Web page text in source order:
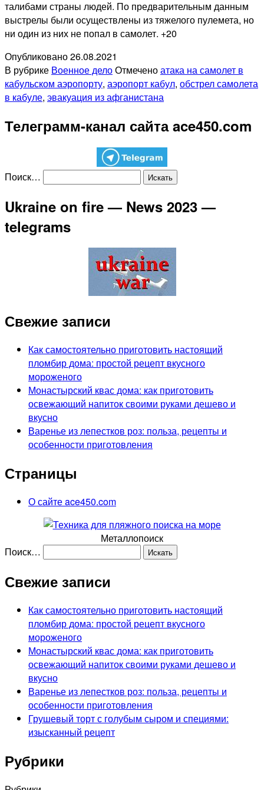
талибами страны людей. По предварительным данным
выстрелы были осуществлены из тяжелого пулемета, но
ни один из них не попал в самолет. +20
Опубликовано26.08.2021
В рубрике Военное делоОтмеченоатака на самолет в
кабульском аэропорту, аэропорт кабул, обстрел самолета
в кабуле, эвакуация из афганистана
Телеграмм-канал сайта ace450.com
Поиск…
Ukraine on fire — News 2023 —
telegrams
Свежие записи
Как самостоятельно приготовить настоящий
пломбир дома: простой рецепт вкусного
мороженого
Монастырский квас дома: как приготовить
освежающий напиток своими руками дешево и
вкусно
Варенье из лепестков роз: польза, рецепты и
особенности приготовления
Страницы
О сайте ace450.com
Металлопоиск
Поиск…
Свежие записи
Как самостоятельно приготовить настоящий
пломбир дома: простой рецепт вкусного
мороженого
Монастырский квас дома: как приготовить
освежающий напиток своими руками дешево и
вкусно
Варенье из лепестков роз: польза, рецепты и
особенности приготовления
Грушевый торт с голубым сыром и специями:
изысканный рецепт
Рубрики